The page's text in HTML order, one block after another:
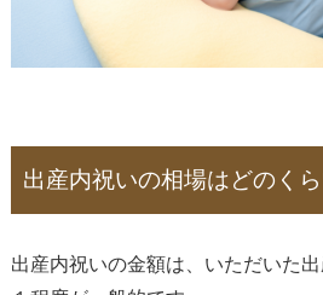
出産内祝いの相場はどのくら
出産内祝いの金額は、いただいた